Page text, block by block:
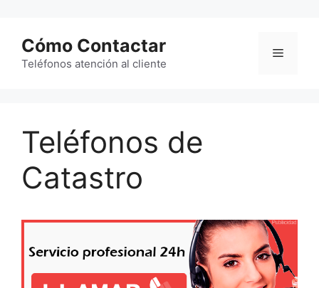
contenido
Cómo Contactar
Teléfonos atención al cliente
Menú
Teléfonos de
Catastro